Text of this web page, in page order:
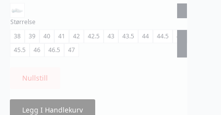
Størrelse
38
39 40 41 42 42.5 43 43.5 44 44.5
45
45.5
46 46.5 47
Nullstill
Legg I Handlekurv